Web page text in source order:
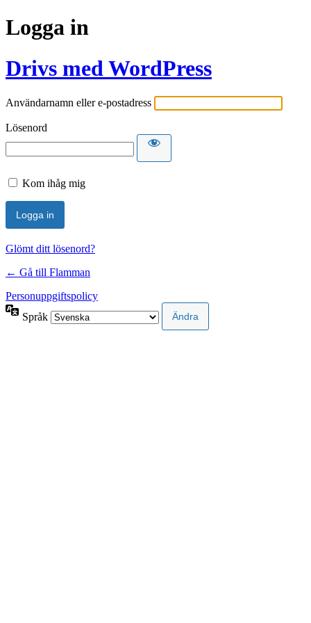
Logga in
Drivs med WordPress
Användarnamn eller e-postadress
Lösenord
Kom ihåg mig
Glömt ditt lösenord?
← Gå till Flamman
Personuppgiftspolicy
Språk